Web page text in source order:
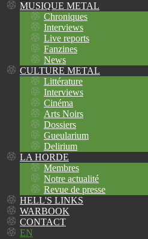
MUSIQUE METAL
Chroniques
Interviews
Live reports
Fanzines
News
CULTURE METAL
Littérature
Interviews
Cinéma
Arts Noirs
Dossiers
Gueularium
Delirium
LA HORDE
Membres
Notre actualité
Revue de presse
HELL'S LINKS
WARBOOK
CONTACT
EN